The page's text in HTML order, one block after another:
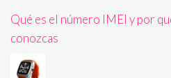
Qué es el número IMEI y por
conozcas